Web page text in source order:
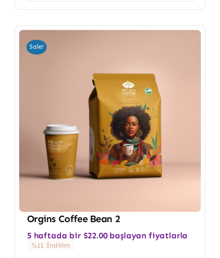
Sale!
Orgins Coffee Bean 2
5 haftada bir $22.00 başlayan fiyatlarla
%11 İndirim